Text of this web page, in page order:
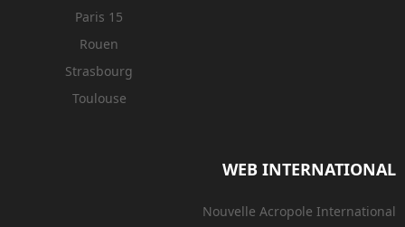
Paris 15
Rouen
Strasbourg
Toulouse
WEB INTERNATIONAL
Nouvelle Acropole International